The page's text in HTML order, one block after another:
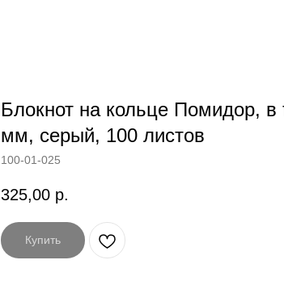
Блокнот на кольце Помидор, в
мм, серый, 100 листов
100-01-025
325,00 р.
Купить